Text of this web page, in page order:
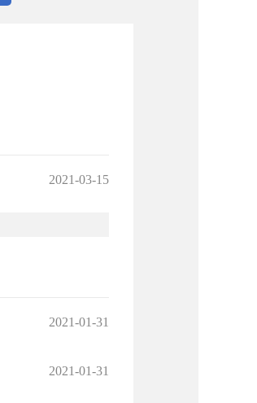
2021-03-15
2021-01-31
2021-01-31